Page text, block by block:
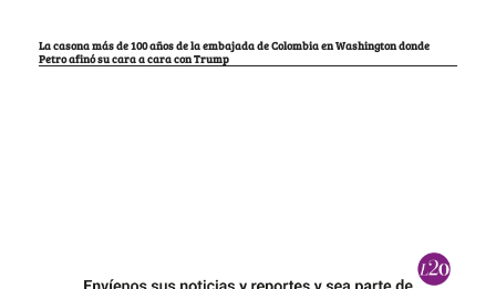
La casona más de 100 años de la embajada de Colombia en Washington donde
Petro afinó su cara a cara con Trump